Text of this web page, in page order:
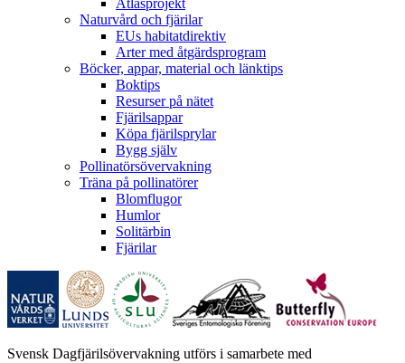
Naturvård och fjärilar
EUs habitatdirektiv
Arter med åtgärdsprogram
Böcker, appar, material och länktips
Boktips
Resurser på nätet
Fjärilsappar
Köpa fjärilsprylar
Bygg själv
Pollinatörsövervakning
Träna på pollinatörer
Blomflugor
Humlor
Solitärbin
Fjärilar
Svensk Dagfjärilsövervakning utförs i samarbete med